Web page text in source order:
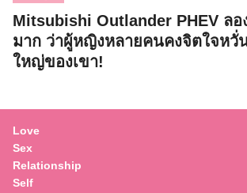
Mitsubishi Outlander PHEV ลอ
มาก ว่าผู้หญิงหลายคนคงจิตใจหวั่
ใหญ่ของเขา!
Love
Sex
Relationship
Self